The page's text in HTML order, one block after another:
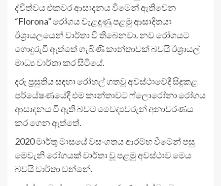
ද්විත්වය එකවර ආසාදනය වීමෙන් ඇතිවෙන
“Florona” රෝගය වැළදුණු පළමු ආසාදිතයා
ඊශ්‍රායලයෙන් වාර්තා වී තිබෙනවා. නව රෝගයට
ගොදුරුවී ඇත්තේ ගැබිණි කාන්තාවක් බවයි ඊශ්‍රායල්
මාධ්‍ය වාර්තා කර සිටියේ.
දරු ප්‍රසුතිය සඳහා රෝහල් ගතවූ අවස්ථාවේදී සිදුකළ
පර්යේෂණයේදී එම කාන්තාවට ෆ්ලොරෝනා රෝගය
ආසාදනය වී ඇති බවට වෛද්‍යවරුන් අනාවරණය
කර ගෙන ඇත්තේ.
2020 මාර්තු මාසයේ වසංගතය ආරම්භ වීමෙන් පසු
මෙවැනි රෝගයක් වාර්තා වූ පළමු අවස්ථාව මෙය
බවයි වාර්තා වන්නේ.